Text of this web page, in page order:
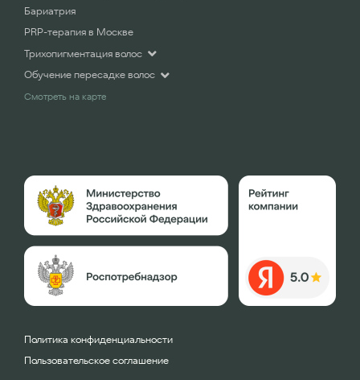
Бариатрия
PRP-терапия в Москве
Трихопигментация волос
Обучение пересадке волос
Смотреть на карте
Политика конфиденциальности
Пользовательское соглашение